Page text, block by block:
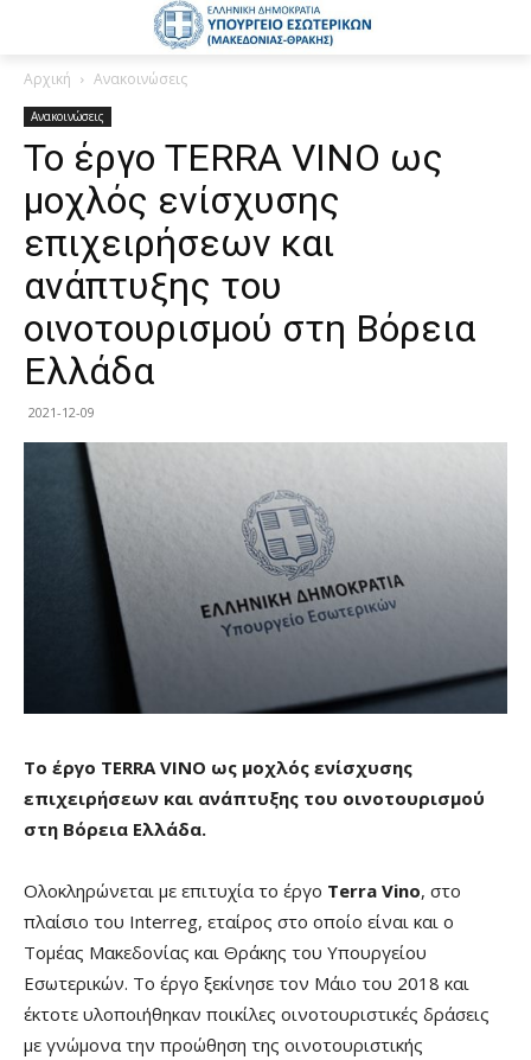
Αρχική Ανακοινώσεις
Ανακοινώσεις
Το έργο TERRA VINO ως
μοχλός ενίσχυσης
επιχειρήσεων και
ανάπτυξης του
οινοτουρισμού στη Βόρεια
Ελλάδα
2021-12-09
Το έργο TERRA VINO ως μοχλός ενίσχυσης
επιχειρήσεων και ανάπτυξης του οινοτουρισμού
στη Βόρεια Ελλάδα.
Ολοκληρώνεται με επιτυχία το έργο Terra Vino, στο
πλαίσιο του Interreg, εταίρος στο οποίο είναι και ο
Τομέας Μακεδονίας και Θράκης του Υπουργείου
Εσωτερικών. Το έργο ξεκίνησε τον Μάιο του 2018 και
έκτοτε υλοποιήθηκαν ποικίλες οινοτουριστικές δράσεις
με γνώμονα την προώθηση της οινοτουριστικής